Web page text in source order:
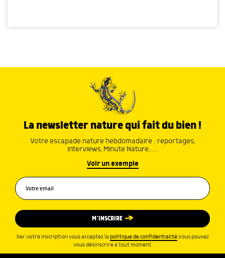
La newsletter nature qui fait du bien !
Votre escapade nature hebdomadaire : reportages,
interviews, Minute Nature, …
Voir un exemple
M’INSCRIRE
Par votre inscription vous acceptez la politique de confidentialité.Vous pouvez
vous désinscrire à tout moment.